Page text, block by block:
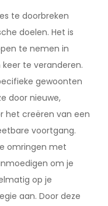
te doorbreken
doelen. Het is
te nemen in
te veranderen.
gewoonten
door nieuwe,
het creëren van een
voortgang.
omringen met
om je
op je
aan. Door deze